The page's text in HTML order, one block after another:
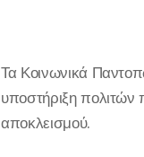
Τα Κοινωνικά
υποστήριξη πολιτών
αποκλεισμού.